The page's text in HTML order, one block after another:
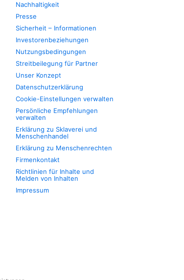
Nachhaltigkeit
Presse
Sicherheit – Informationen
Investorenbeziehungen
Nutzungsbedingungen
Streitbeilegung für Partner
Unser Konzept
Datenschutzerklärung
Cookie-Einstellungen verwalten
Persönliche Empfehlungen
verwalten
Erklärung zu Sklaverei und
Menschenhandel
Erklärung zu Menschenrechten
Firmenkontakt
Richtlinien für Inhalte und
Melden von Inhalten
Impressum